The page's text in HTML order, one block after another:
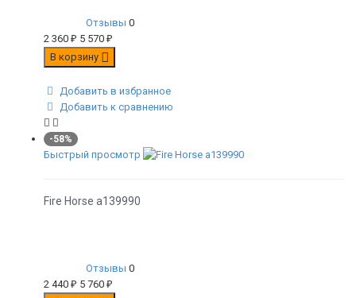
Отзывы 0
2 360 ₽ 5 570 ₽
В корзину
Добавить в избранное
Добавить к сравнению
-58%
Быстрый просмотр
Fire Horse а139990
Отзывы 0
2 440 ₽ 5 760 ₽